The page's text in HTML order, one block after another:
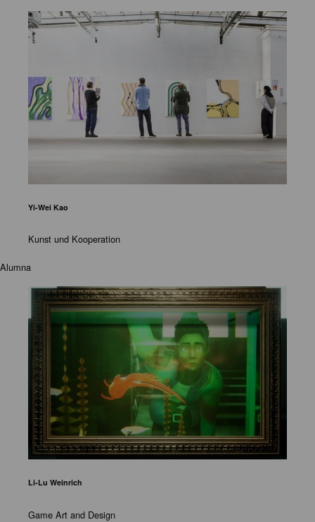
Yi-Wei Kao
Kunst und Kooperation
Alumna
Li-Lu Weinrich
Game Art and Design